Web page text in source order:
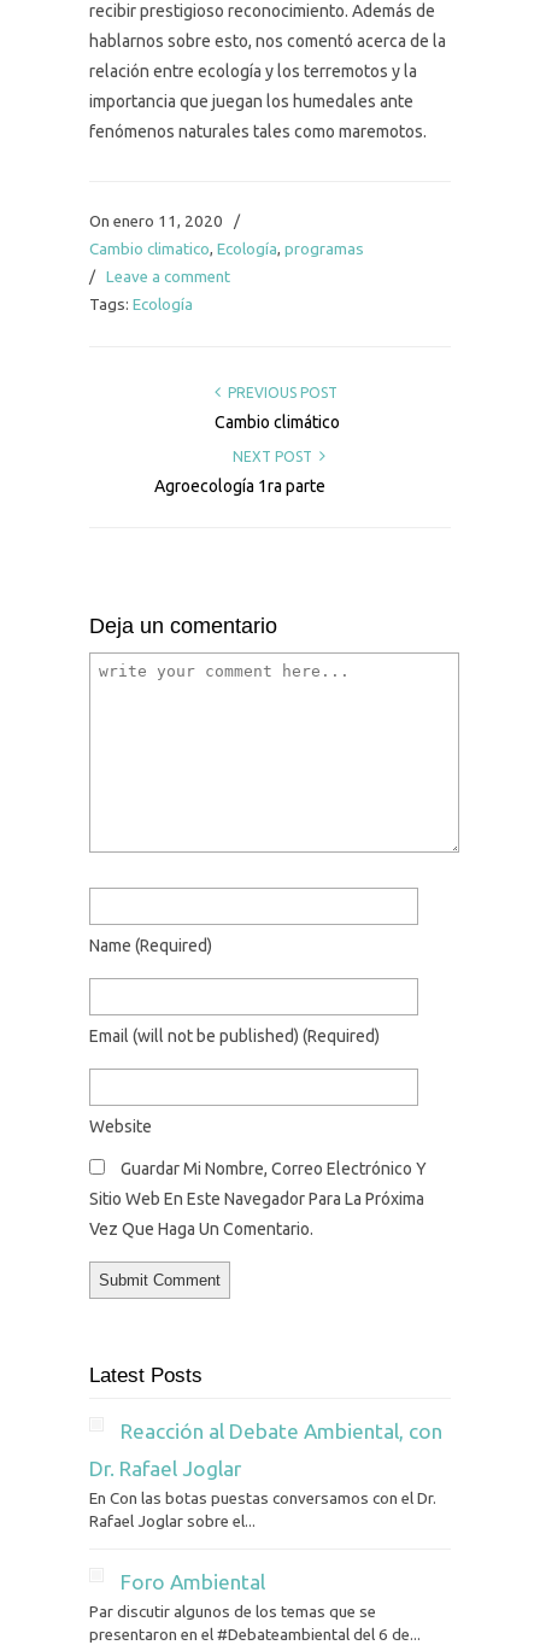
recibir prestigioso reconocimiento. Además de
hablarnos sobre esto, nos comentó acerca de la
relación entre ecología y los terremotos y la
importancia que juegan los humedales ante
fenómenos naturales tales como maremotos.
On enero 11, 2020
/
Cambio climatico, Ecología, programas
/ Leave a comment
Tags: Ecología
PREVIOUS POST
Cambio climático
NEXT POST
Agroecología 1ra parte
Deja un comentario
Name (required)
Email (will not be published) (required)
Website
Guardar Mi Nombre, Correo Electrónico Y
Sitio Web En Este Navegador Para La Próxima
Vez Que Haga Un Comentario.
Latest Posts
Reacción al Debate Ambiental, con
Dr. Rafael Joglar
En Con las botas puestas conversamos con el Dr.
Rafael Joglar sobre el...
Foro Ambiental
Par discutir algunos de los temas que se
presentaron en el #Debateambiental del 6 de...